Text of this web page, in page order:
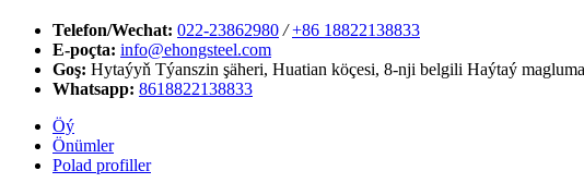
Telefon/Wechat: 022-23862980 / +86 18822138833
E-poçta: info@ehongsteel.com
Goş: Hytaýyň Týanszin şäheri, Huatian köçesi, 8-nji belgili Haýtaý
Whatsapp: 8618822138833
Öý
Önümler
Polad profiller